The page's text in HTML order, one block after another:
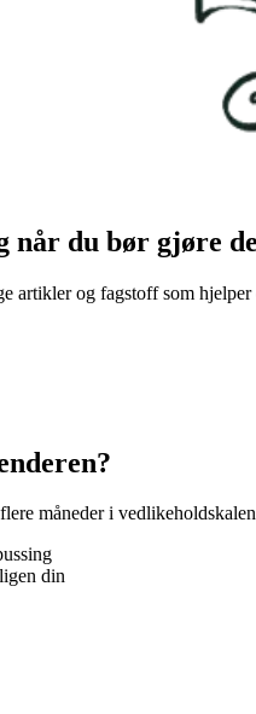
når du bør gjøre
artikler og fagstoff som
måneder i
din